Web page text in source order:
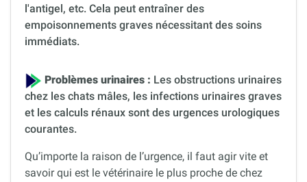
l'antigel, etc. Cela peut entraîner des
empoisonnements graves nécessitant des soins
immédiats.
Problèmes urinaires : Les obstructions urinaires
chez les chats mâles, les infections urinaires graves
et les calculs rénaux sont des urgences urologiques
courantes.
Qu’importe la raison de l’urgence, il faut agir vite et
savoir qui est le vétérinaire le plus proche de chez